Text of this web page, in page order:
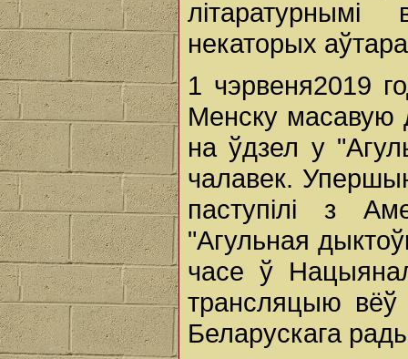
некаторых
1 чэрвеня2019
Менску масавую
на ўдзел у
чалавек.
паступілі з
"Агульная
часе ў
трансляцыю вёў
Беларускага